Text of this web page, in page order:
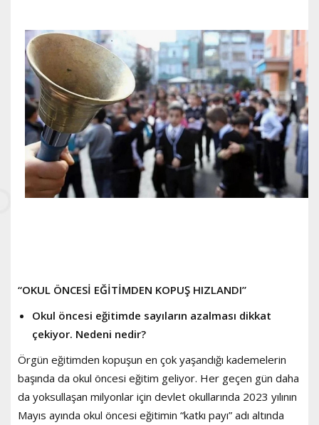
“OKUL ÖNCESİ EĞİTİMDEN KOPUŞ HIZLANDI”
Okul öncesi eğitimde sayıların azalması dikkat
çekiyor. Nedeni nedir?
Örgün eğitimden kopuşun en çok yaşandığı kademelerin
başında da okul öncesi eğitim geliyor. Her geçen gün daha
da yoksullaşan milyonlar için devlet okullarında 2023 yılının
Mayıs ayında okul öncesi eğitimin “katkı payı” adı altında